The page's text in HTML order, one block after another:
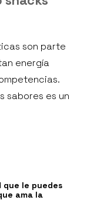
son parte
energía
sabores es un
que le puedes
ama la